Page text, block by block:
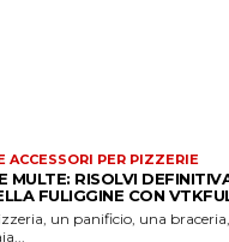
ACCESSORI PER PIZZERIE
MULTE: RISOLVI
FULIGGINE CON
un panificio, una